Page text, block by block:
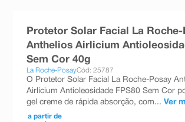
Protetor Solar Facial La Roche-
Anthelios Airlicium
Sem Cor 40g
La Roche-PosayCód: 25787
O Protetor Solar Facial La Roche-Posay
Airlicium Antioleosidade FPS80 Sem Cor
gel creme de rápida absorção, com... Ver
a partir de
teste gravidez
ºesmalte